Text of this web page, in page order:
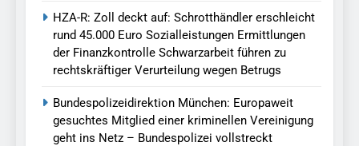
HZA-R: Zoll deckt auf: Schrotthändler erschleicht
rund 45.000 Euro Sozialleistungen Ermittlungen
der Finanzkontrolle Schwarzarbeit führen zu
rechtskräftiger Verurteilung wegen Betrugs
Bundespolizeidirektion München: Europaweit
gesuchtes Mitglied einer kriminellen Vereinigung
geht ins Netz – Bundespolizei vollstreckt